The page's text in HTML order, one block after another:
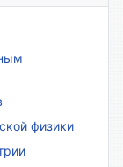
физики